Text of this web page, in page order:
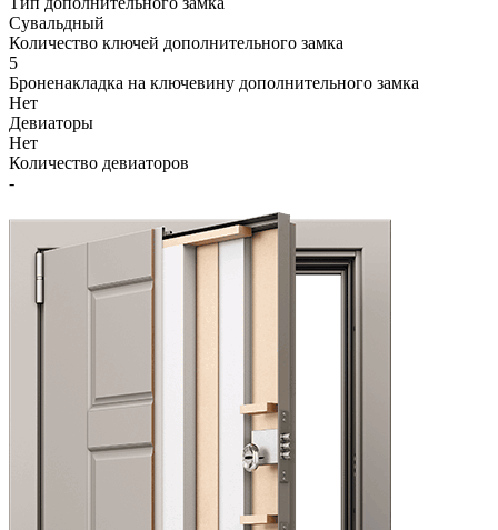
Сувальдный
Количество ключей дополнительного замка
5
Броненакладка на ключевину дополнительного замка
Нет
Девиаторы
Нет
Количество девиаторов
-